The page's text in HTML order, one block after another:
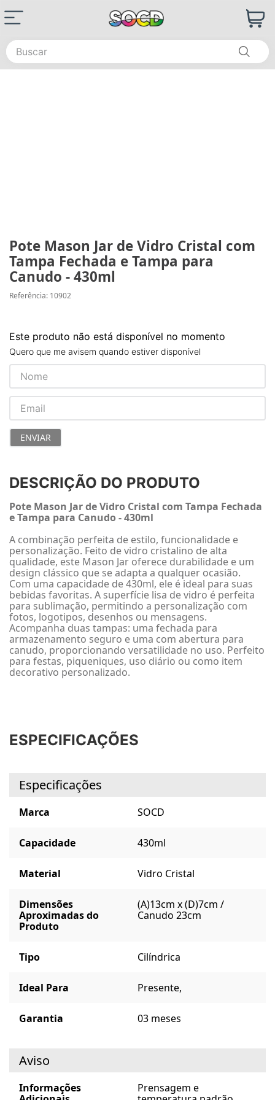
Buscar
Pote Mason Jar de Vidro Cristal com
Tampa Fechada e Tampa para
Canudo - 430ml
Referência: 10902
Este produto não está disponível no momento
Quero que me avisem quando estiver disponível
ENVIAR
DESCRIÇÃO DO PRODUTO
Pote Mason Jar de Vidro Cristal com Tampa Fechada
e Tampa para Canudo - 430ml
A combinação perfeita de estilo, funcionalidade e
personalização. Feito de vidro cristalino de alta
qualidade, este Mason Jar oferece durabilidade e um
design clássico que se adapta a qualquer ocasião.
Com uma capacidade de 430ml, ele é ideal para suas
bebidas favoritas. A superfície lisa de vidro é perfeita
para sublimação, permitindo a personalização com
fotos, logotipos, desenhos ou mensagens.
Acompanha duas tampas: uma fechada para
armazenamento seguro e uma com abertura para
canudo, proporcionando versatilidade no uso. Perfeito
para festas, piqueniques, uso diário ou como item
decorativo personalizado.
ESPECIFICAÇÕES
Especificações
Marca SOCD
Capacidade 430ml
Material Vidro Cristal
Dimensões
Aproximadas do
Produto
(A)13cm x (D)7cm /
Canudo 23cm
Tipo Cilíndrica
Ideal Para Presente,
Garantia 03 meses
Aviso
Informações
Prensagem e